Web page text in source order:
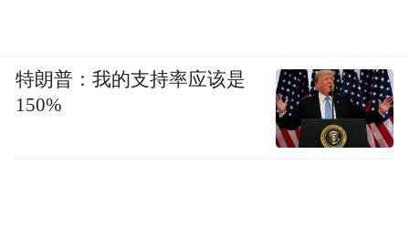
特朗普：我的支持率应该是
150%